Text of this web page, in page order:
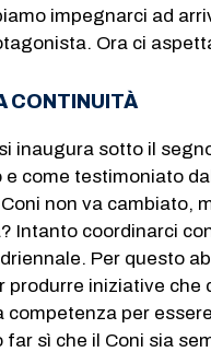
impegnarci ad
Ora ci
CONTINUITÀ
inaugura sotto il
e come testimoniato
non va cambiato,
Intanto coordinarci
Per questo
produrre iniziative che
competenza per
sì che il Coni sia